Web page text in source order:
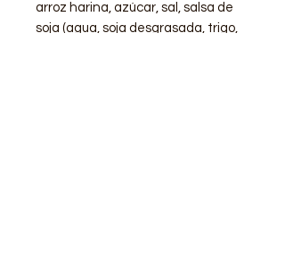
arroz harina, azúcar, sal, salsa de
soja (agua, soja desgrasada, trigo,